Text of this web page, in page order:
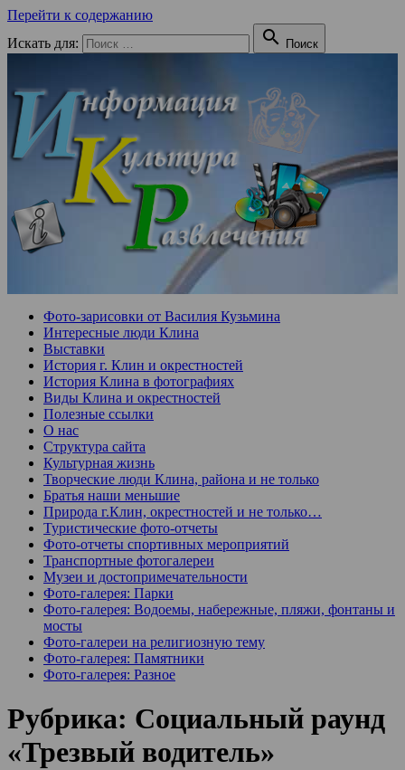
Перейти к содержанию
Искать для:
 Поиск
Фото-зарисовки от Василия Кузьмина
Интересные люди Клина
Выставки
История г. Клин и окрестностей
История Клина в фотографиях
Виды Клина и окрестностей
Полезные ссылки
О нас
Структура сайта
Культурная жизнь
Творческие люди Клина, района и не только
Братья наши меньшие
Природа г.Клин, окрестностей и не только…
Туристические фото-отчеты
Фото-отчеты спортивных мероприятий
Транспортные фотогалереи
Музеи и достопримечательности
Фото-галерея: Парки
Фото-галерея: Водоемы, набережные, пляжи, фонтаны и
мосты
Фото-галереи на религиозную тему
Фото-галерея: Памятники
Фото-галерея: Разное
Рубрика: Социальный раунд
«Трезвый водитель»